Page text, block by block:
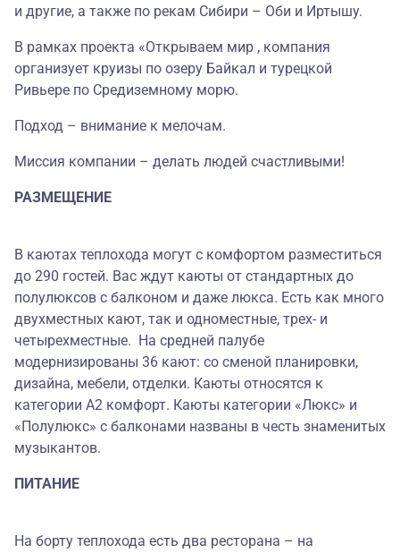
и другие, а также по рекам Сибири – Оби и Иртышу.
В рамках проекта «Открываем мир , компания
организует круизы по озеру Байкал и турецкой
Ривьере по Средиземному морю.
Подход – внимание к мелочам.
Миссия компании – делать людей счастливыми!
РАЗМЕЩЕНИЕ
В каютах теплохода могут с комфортом разместиться
до 290 гостей. Вас ждут каюты от стандартных до
полулюксов с балконом и даже люкса. Есть как много
двухместных кают, так и одноместные, трех- и
четырехместные. На средней палубе
модернизированы 36 кают: со сменой планировки,
дизайна, мебели, отделки. Каюты относятся к
категории А2 комфорт. Каюты категории «Люкс» и
«Полулюкс» с балконами названы в честь знаменитых
музыкантов.
ПИТАНИЕ
На борту теплохода есть два ресторана – на